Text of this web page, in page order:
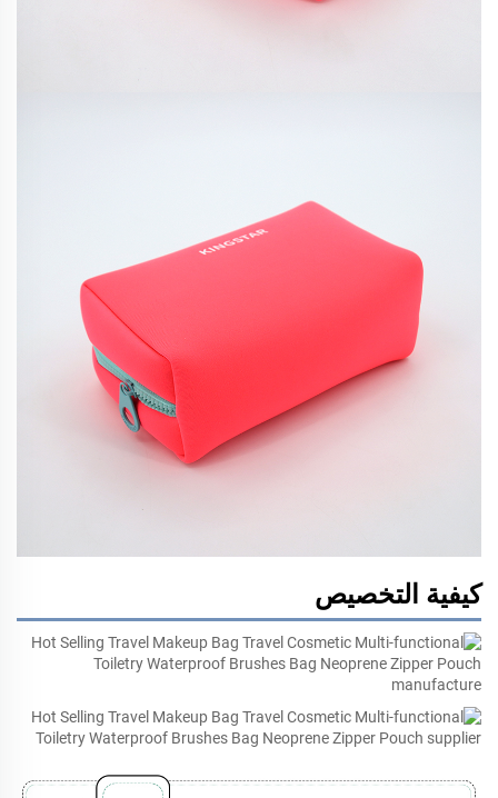
كيفية التخصيص